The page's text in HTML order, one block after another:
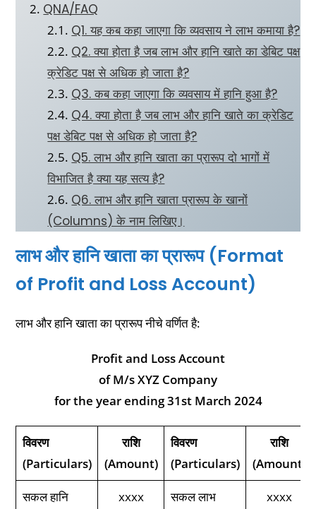
QNA/FAQ
Q1. यह कब कहा जाएगा कि व्यवसाय ने लाभ कमाया है?
Q2. क्या होता है जब लाभ और हानि खाते का डेबिट पक्ष
क्रेडिट पक्ष से अधिक हो जाता है?
Q3. कब कहा जाएगा कि व्यवसाय में हानि हुआ है?
Q4. क्या होता है जब लाभ और हानि खाते का क्रेडिट
पक्ष डेबिट पक्ष से अधिक हो जाता है?
Q5. लाभ और हानि खाता का प्रारूप दो भागों में
विभाजित है क्या यह सत्य है?
Q6. लाभ और हानि खाता प्रारूप के खानों
(Columns) के नाम लिखिए।
लाभ और हानि खाता का प्रारूप (Format
of Profit and Loss Account)
लाभ और हानि खाता का प्रारूप नीचे वर्णित है:
Profit and Loss Account
of M/s XYZ Company
for the year ending 31st March 2024
विवरण
(Particulars)
राशि
(Amount)
विवरण
(Particulars)
राशि
(Amount)
सकल हानि
xxxx
सकल लाभ
xxxx